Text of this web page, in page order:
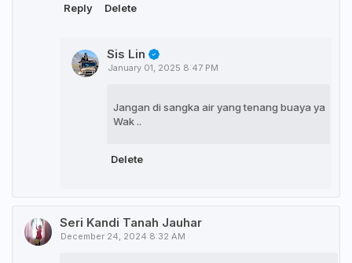
Reply Delete
Sis Lin
January 01, 2025 8:47 PM
Jangan di sangka air yang tenang buaya ya
Wak ..
Delete
Seri Kandi Tanah Jauhar
December 24, 2024 8:32 AM